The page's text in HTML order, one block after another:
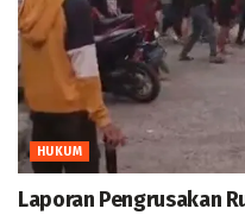
HUKUM
Laporan Pengrusakan